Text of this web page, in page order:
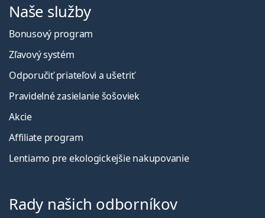
Naše služby
Bonusový program
Zľavový systém
Odporučiť priateľovi a ušetriť
Pravidelné zasielanie šošoviek
Akcie
Affiliate program
Lentiamo pre ekologickejšie nakupovanie
Rady našich odborníkov